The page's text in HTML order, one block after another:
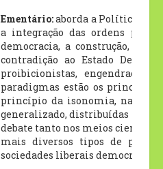
Ementário:aborda a Política
a integração das ordens
democracia, a construção,
contradição ao Estado
proibicionistas,
paradigmas estão os
princípio da isonomia, na
generalizado, distribuídas por
debate tanto nos meios
mais diversos tipos de
sociedades liberais